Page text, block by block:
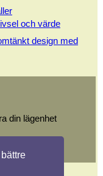
och värde
design med
din lägenhet